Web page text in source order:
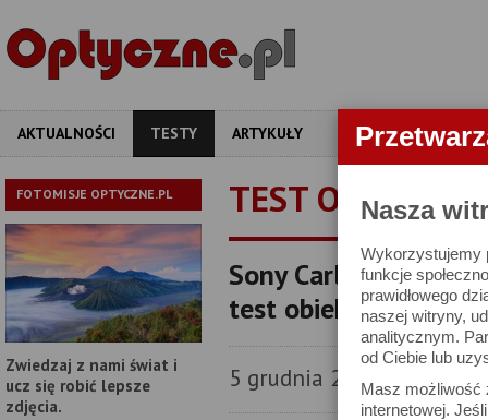
Nasza
Wykorzystujemy
funkcje
prawidłowego
naszej witryny,
analitycznym.
od Ciebie lub
Masz możliwość
internetowej.
AKTUALNOŚCI TESTY ARTYKUŁY APARATY
FOTOMISJE OPTYCZNE.PL
Zwiedzaj z nami świat i
ucz się robić lepsze
zdjęcia.
TEST
Sony Carl Zeiss
test obiektywu
5 grudnia 2007